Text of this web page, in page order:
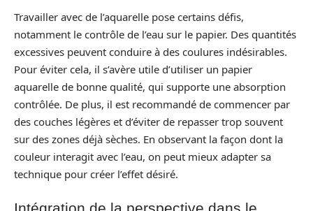
Travailler avec de l’aquarelle pose certains défis,
notamment le contrôle de l’eau sur le papier. Des quantités
excessives peuvent conduire à des coulures indésirables.
Pour éviter cela, il s’avère utile d’utiliser un papier
aquarelle de bonne qualité, qui supporte une absorption
contrôlée. De plus, il est recommandé de commencer par
des couches légères et d’éviter de repasser trop souvent
sur des zones déjà sèches. En observant la façon dont la
couleur interagit avec l’eau, on peut mieux adapter sa
technique pour créer l’effet désiré.